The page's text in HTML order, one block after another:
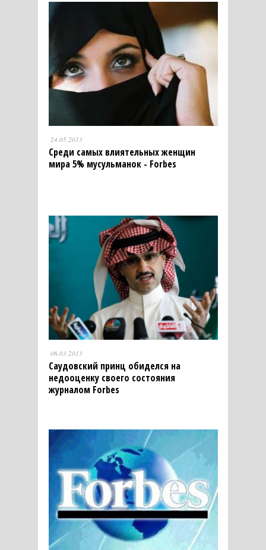
24.05.2013
Среди самых влиятельных женщин
мира 5% мусульманок - Forbes
06.03.2013
Саудовский принц обиделся на
недооценку своего состояния
журналом Forbes